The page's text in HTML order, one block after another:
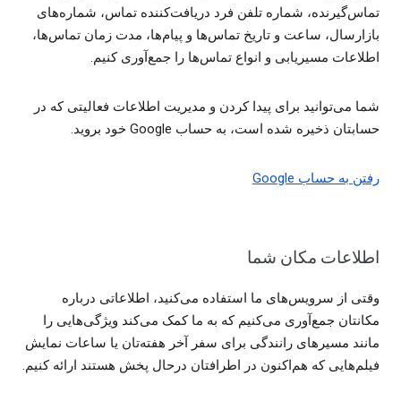
تماس‌گیرنده، شماره تلفن فرد دریافت‌کننده تماس، شماره‌های
بازارسال، ساعت و تاریخ تماس‌ها و پیام‌ها، مدت زمان تماس‌ها،
اطلاعات مسیریابی و انواع تماس‌ها را جمع‌آوری کنیم.
شما می‌توانید برای پیدا کردن و مدیریت اطلاعات فعالیتی که در
حسابتان ذخیره شده است، به حساب Google خود بروید.
رفتن به حساب Google
اطلاعات مکان شما
وقتی از سرویس‌های ما استفاده می‌کنید، اطلاعاتی درباره
مکانتان جمع‌آوری می‌کنیم که به ما کمک می‌کند ویژگی‌هایی را
مانند مسیرهای رانندگی برای سفر آخر هفته‌تان یا ساعات نمایش
فیلم‌هایی که هم‌اکنون در اطرافتان درحال پخش هستند ارائه کنیم.